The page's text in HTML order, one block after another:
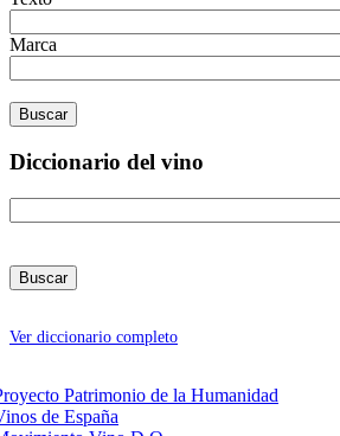
Marca
Diccionario del vino
Ver diccionario completo